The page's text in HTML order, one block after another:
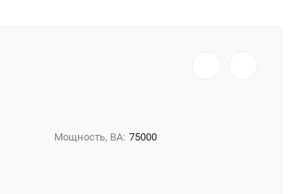
Мощность, ВА: 75000